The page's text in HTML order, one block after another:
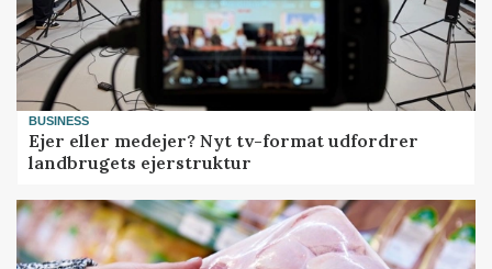
BUSINESS
Ejer eller medejer? Nyt tv-format udfordrer
landbrugets ejerstruktur